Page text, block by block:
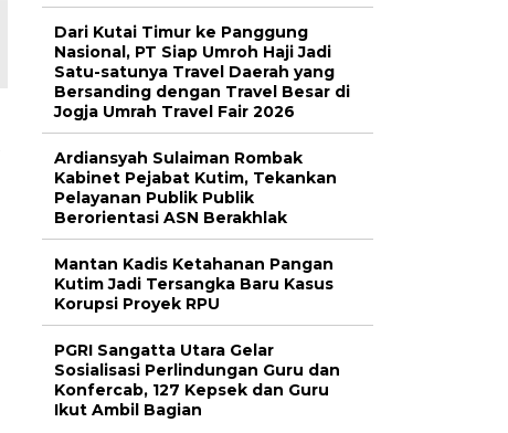
Dari Kutai Timur ke Panggung
Nasional, PT Siap Umroh Haji Jadi
Satu-satunya Travel Daerah yang
Bersanding dengan Travel Besar di
Jogja Umrah Travel Fair 2026
Ardiansyah Sulaiman Rombak
Kabinet Pejabat Kutim, Tekankan
Pelayanan Publik Publik
Berorientasi ASN Berakhlak
Mantan Kadis Ketahanan Pangan
Kutim Jadi Tersangka Baru Kasus
Korupsi Proyek RPU
PGRI Sangatta Utara Gelar
Sosialisasi Perlindungan Guru dan
Konfercab, 127 Kepsek dan Guru
Ikut Ambil Bagian